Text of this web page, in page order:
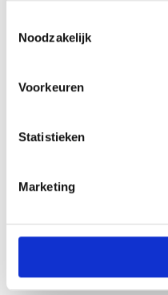
Noodzakelijk
Voorkeuren
Statistieken
Marketing
€17.08